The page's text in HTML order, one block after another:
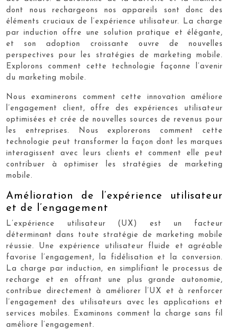
dont nous rechargeons nos appareils sont donc des
éléments cruciaux de l’expérience utilisateur. La charge
par induction offre une solution pratique et élégante,
et son adoption croissante ouvre de nouvelles
perspectives pour les stratégies de marketing mobile.
Explorons comment cette technologie façonne l’avenir
du marketing mobile.
Nous examinerons comment cette innovation améliore
l’engagement client, offre des expériences utilisateur
optimisées et crée de nouvelles sources de revenus pour
les entreprises. Nous explorerons comment cette
technologie peut transformer la façon dont les marques
interagissent avec leurs clients et comment elle peut
contribuer à optimiser les stratégies de marketing
mobile.
Amélioration de l’expérience utilisateur
et de l’engagement
L’expérience utilisateur (UX) est un facteur
déterminant dans toute stratégie de marketing mobile
réussie. Une expérience utilisateur fluide et agréable
favorise l’engagement, la fidélisation et la conversion.
La charge par induction, en simplifiant le processus de
recharge et en offrant une plus grande autonomie,
contribue directement à améliorer l’UX et à renforcer
l’engagement des utilisateurs avec les applications et
services mobiles. Examinons comment la charge sans fil
améliore l’engagement.